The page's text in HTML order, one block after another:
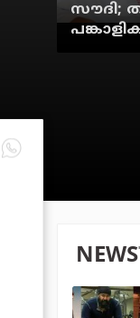
സൗദി;
NEWS